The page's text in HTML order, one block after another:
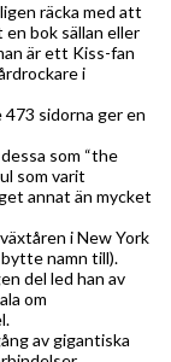
räcka med att
bok sällan eller
är ett Kiss-fan
i
sidorna ger en
som “the
som varit
annat än mycket
i New York
namn till).
del led han av
om
av gigantiska